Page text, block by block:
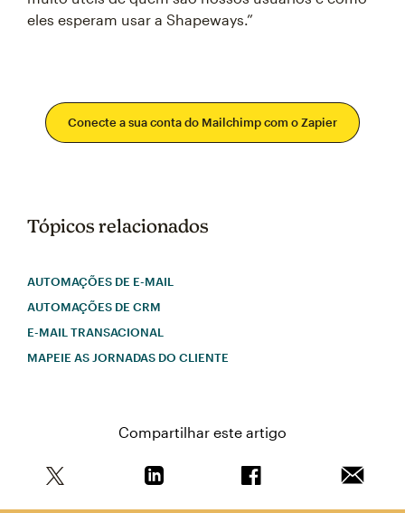
eles esperam usar a Shapeways.”
Conecte a sua conta do Mailchimp com o Zapier
Tópicos relacionados
AUTOMAÇÕES DE E-MAIL
AUTOMAÇÕES DE CRM
E-MAIL TRANSACIONAL
MAPEIE AS JORNADAS DO CLIENTE
Compartilhar este artigo